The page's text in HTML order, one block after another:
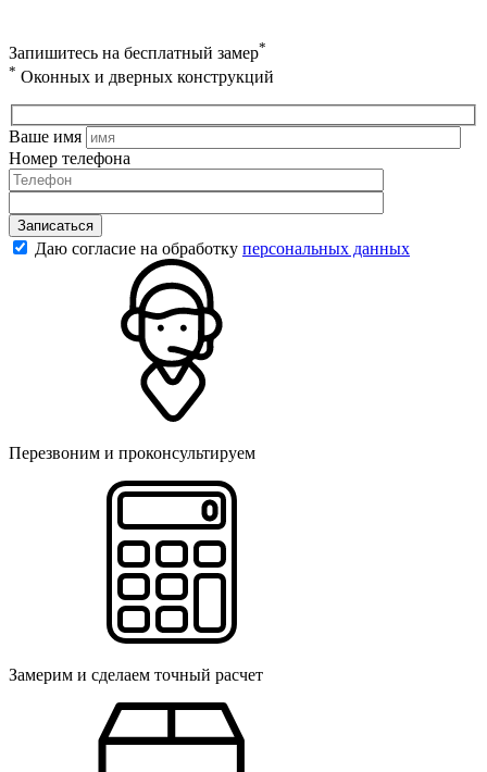
Запишитесь на бесплатный замер*
* Оконных и дверных конструкций
Ваше имя
Номер телефона
Записаться
Даю согласие на обработку персональных данных
Перезвоним и проконсультируем
Замерим и сделаем точный расчет